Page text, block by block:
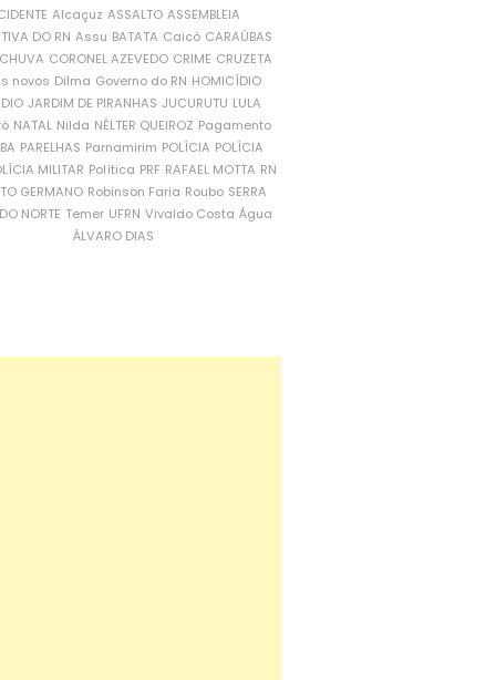
Alcaçuz ASSALTO ASSEMBLEIA
DO RN Assu BATATA Caicó CARAÚBAS
CORONEL AZEVEDO CRIME CRUZETA
novos Dilma Governo do RN HOMICÍDIO
JARDIM DE PIRANHAS JUCURUTU LULA
NATAL Nilda NÉLTER QUEIROZ Pagamento
PARELHAS Parnamirim POLÍCIA POLÍCIA
MILITAR Política PRF RAFAEL MOTTA RN
GERMANO Robinson Faria Roubo SERRA
NORTE Temer UFRN Vivaldo Costa Água
ÁLVARO DIAS